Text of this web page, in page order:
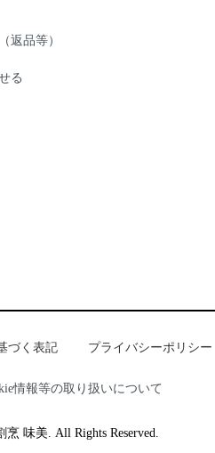
返品等）
る
づく表記 プライバシーポリシー
情報等の取り扱いについて
烹 味美. All Rights Reserved.